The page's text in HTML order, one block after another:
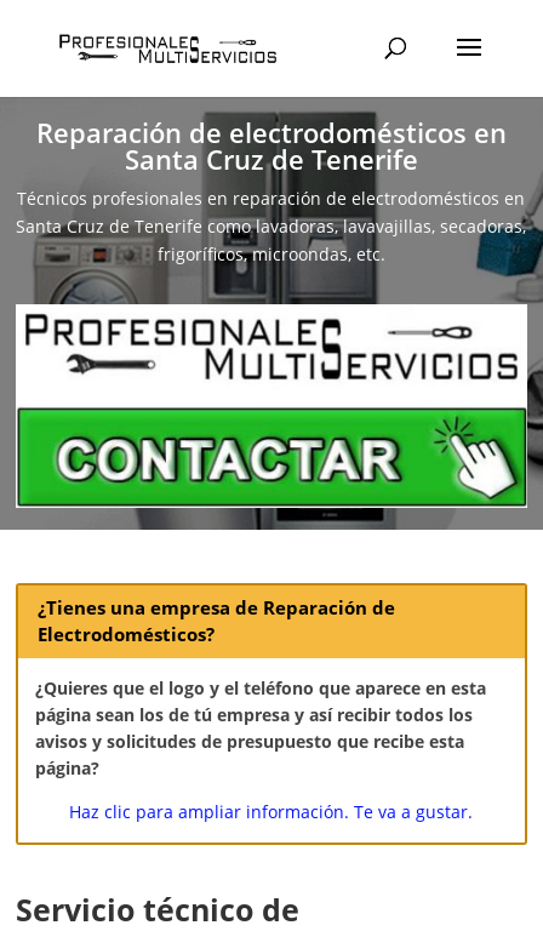
Reparación de electrodomésticos en
Santa Cruz de Tenerife
Técnicos profesionales en reparación de electrodomésticos en
Santa Cruz de Tenerife como lavadoras, lavavajillas, secadoras,
frigoríficos, microondas, etc.
¿Tienes una empresa de Reparación de
Electrodomésticos?
¿Quieres que el logo y el teléfono que aparece en esta
página sean los de tú empresa y así recibir todos los
avisos y solicitudes de presupuesto que recibe esta
página?
Haz clic para ampliar información. Te va a gustar.
Servicio técnico de